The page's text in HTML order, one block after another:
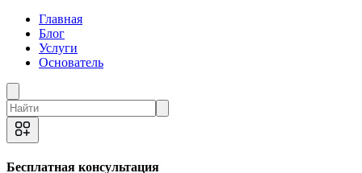
Главная
Блог
Услуги
Основатель
Бесплатная консультация